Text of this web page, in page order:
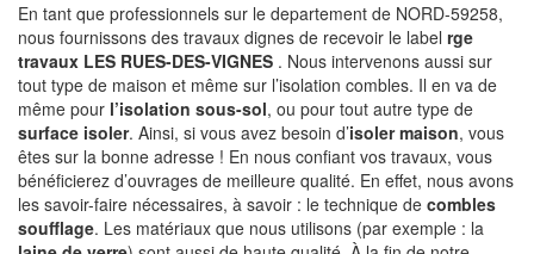
En tant que professionnels sur le departement de NORD-59258,
nous fournissons des travaux dignes de recevoir le label rge
travaux LES RUES-DES-VIGNES . Nous intervenons aussi sur
tout type de maison et même sur l’isolation combles. Il en va de
même pour l’isolation sous-sol, ou pour tout autre type de
surface isoler. Ainsi, si vous avez besoin d’isoler maison, vous
êtes sur la bonne adresse ! En nous confiant vos travaux, vous
bénéficierez d’ouvrages de meilleure qualité. En effet, nous avons
les savoir-faire nécessaires, à savoir : le technique de combles
soufflage. Les matériaux que nous utilisons (par exemple : la